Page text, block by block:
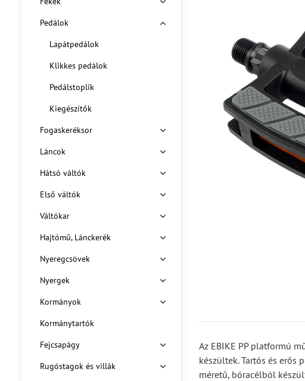
Az EBIKE PP platformú
készültek. Tartós és erős
méretű, bóracélból
Pedálok
Lapátpedálok
Klikkes pedálok
Pedálstoplik
Kiegészítők
Fogaskeréksor
Láncok
Hátsó váltók
Első váltók
Váltókar
Hajtómű, Lánckerék
Nyeregcsövek
Nyergek
Kormányok
Kormánytartók
Fejcsapágy
Rugóstagok és villák